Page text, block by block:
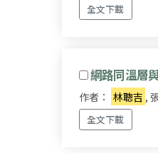
全文下載
網路同溫層
作者： 林聰吉 ,
全文下載